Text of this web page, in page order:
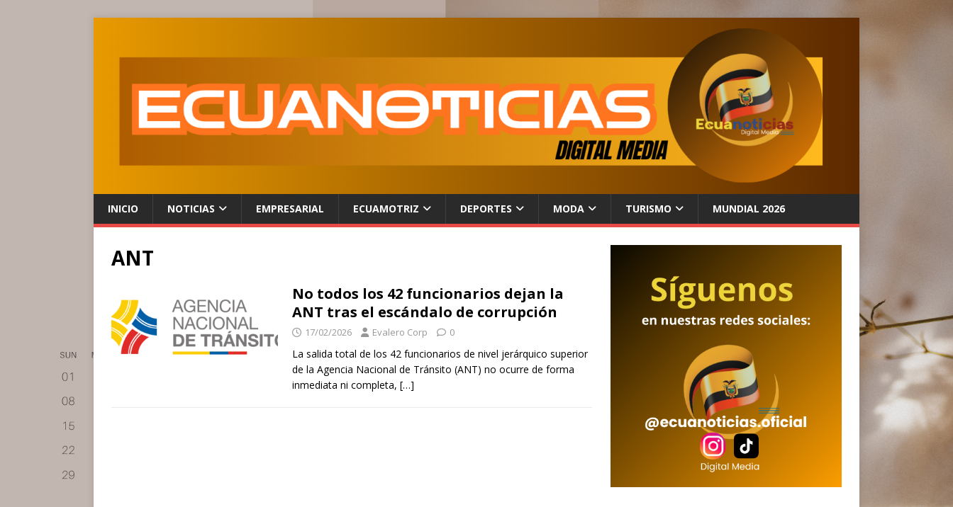
INICIO NOTICIAS EMPRESARIAL ECUAMOTRIZ DEPORTES MODA TURISMO MUNDIAL 2026
ANT
No todos los 42 funcionarios dejan la
ANT tras el escándalo de corrupción
17/02/2026 Evalero Corp 0
La salida total de los 42 funcionarios de nivel jerárquico superior
de la Agencia Nacional de Tránsito (ANT) no ocurre de forma
inmediata ni completa, […]